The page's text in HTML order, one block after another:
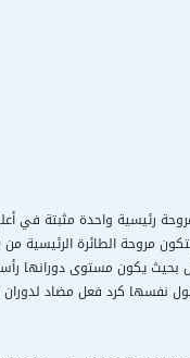
مروحة رئيسية واحدة مثبتة
13) ريشة وتُثَبَّت على أحد جوانب الذيل
نفسها كرد فعل مضاد لدوران